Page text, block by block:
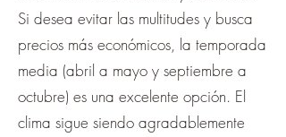
Si desea evitar las multitudes y busca
precios más económicos, la temporada
media (abril a mayo y septiembre a
octubre) es una excelente opción. El
clima sigue siendo agradablemente